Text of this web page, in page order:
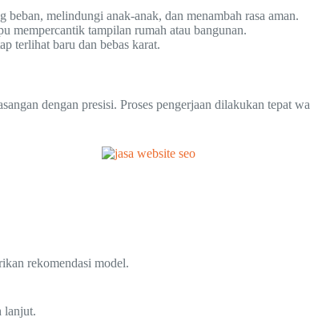
melindungi anak-anak, dan menambah rasa aman.
mempercantik tampilan rumah atau bangunan.
terlihat baru dan bebas karat.
dengan presisi. Proses pengerjaan dilakukan tepat
rekomendasi model.
lanjut.